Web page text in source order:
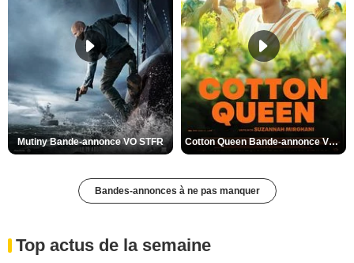
Mutiny Bande-annonce VO STFR Cotton Queen Bande-annonce VO STFR
Bandes-annonces à ne pas manquer
Top actus de la semaine